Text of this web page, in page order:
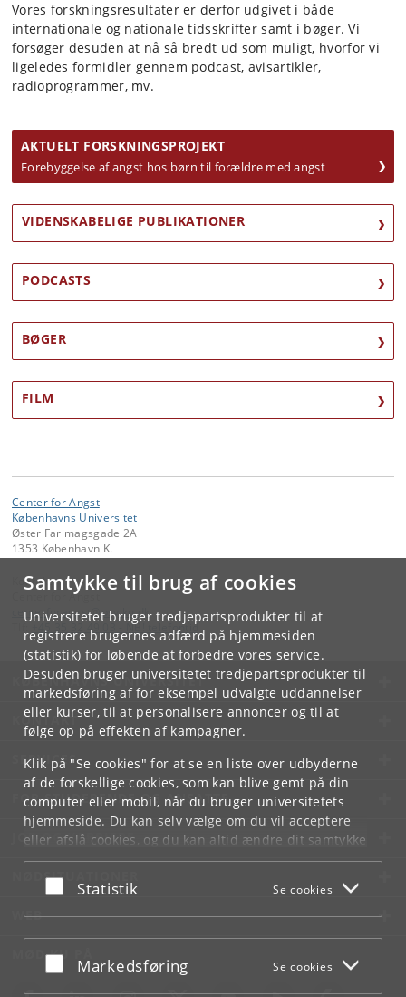
Samtykke til brug af cookies
Universitetet bruger tredjepartsprodukter til at
registrere brugernes adfærd på hjemmesiden
(statistik) for løbende at forbedre vores service.
Desuden bruger universitetet tredjepartsprodukter til
markedsføring af for eksempel udvalgte uddannelser
eller kurser, til at personalisere annoncer og til at
følge op på effekten af kampagner.
Klik på "Se cookies" for at se en liste over udbyderne
af de forskellige cookies, som kan blive gemt på din
computer eller mobil, når du bruger universitetets
hjemmeside. Du kan selv vælge om du vil acceptere
eller afslå cookies, og du kan altid ændre dit samtykke
underCookie- og privatlivspolitiksom du finder i
bunden af hver side.
Acceptér eller afslå
Statistik Se cookies
Acceptér eller afslå
Markedsføring Se cookies
Vores forskningsresultater er derfor udgivet i både
internationale og nationale tidsskrifter samt i bøger. Vi
forsøger desuden at nå så bredt ud som muligt, hvorfor vi
ligeledes formidler gennem podcast, avisartikler,
radioprogrammer, mv.
AKTUELT FORSKNINGSPROJEKT
Forebyggelse af angst hos børn til forældre med angst
VIDENSKABELIGE PUBLIKATIONER
PODCASTS
BØGER
FILM
Center for Angst
Københavns Universitet
Øster Farimagsgade 2A
1353 København K.
Kontakt:
Center for Angst
centerforangst@psy.ku.dk
+45 35 32 49 03 - NB! telefontid
KØBENHAVNS UNIVERSITET
KONTAKT
SERVICES
FOR STUDERENDE OG ANSATTE
JOB OG KARRIERE
NØDSITUATIONER
WEB
MØD KU PÅ